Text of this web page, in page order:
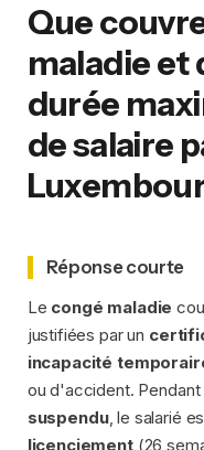
Que
maladie et
durée
de salaire
Réponse courte
Le congé maladie
justifiées par un
incapacité
ou d'accident.
suspendu, le salarié
licenciement(26